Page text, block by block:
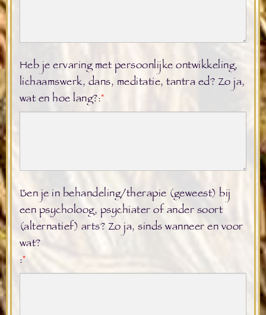
Heb je ervaring met persoonlijke ontwikkeling,
lichaamswerk, dans, meditatie, tantra ed? Zo ja,
wat en hoe lang?:*
Ben je in behandeling/therapie (geweest) bij
een psycholoog, psychiater of ander soort
(alternatief) arts? Zo ja, sinds wanneer en voor
wat?
:*